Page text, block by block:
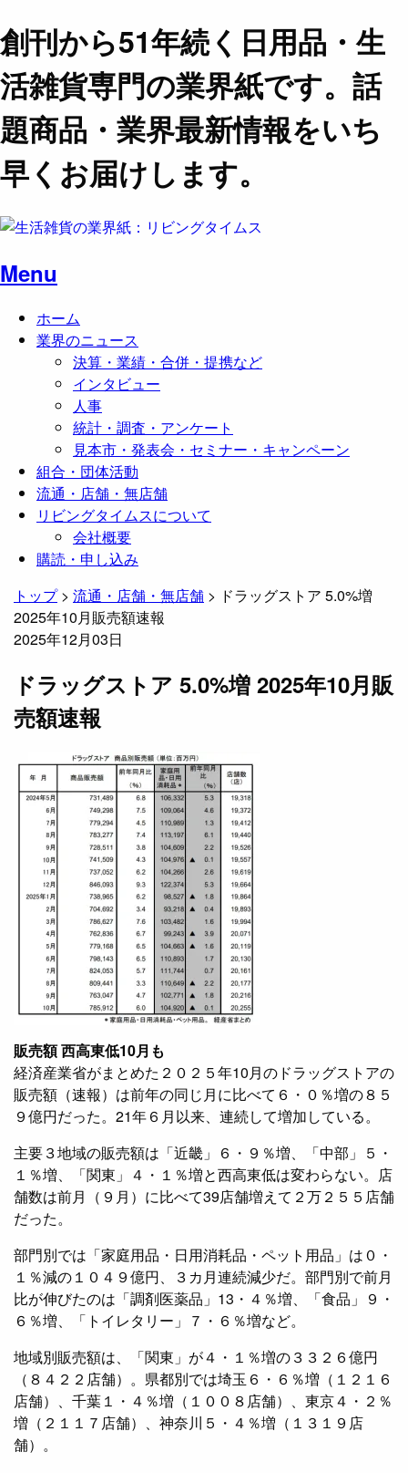
創刊から51年続く日用品・生
活雑貨専門の業界紙です。話
題商品・業界最新情報をいち
早くお届けします。
Menu
ホーム
業界のニュース
決算・業績・合併・提携など
インタビュー
人事
統計・調査・アンケート
見本市・発表会・セミナー・キャンペーン
組合・団体活動
流通・店舗・無店舗
リビングタイムスについて
会社概要
購読・申し込み
トップ> 流通・店舗・無店舗 > ドラッグストア 5.0%増
2025年10月販売額速報
2025年12月03日
ドラッグストア 5.0%増 2025年10月販
売額速報
販売額 西高東低10月も
経済産業省がまとめた２０２５年10月のドラッグストアの
販売額（速報）は前年の同じ月に比べて６・０％増の８５
９億円だった。21年６月以来、連続して増加している。
主要３地域の販売額は「近畿」６・９％増、「中部」５・
１％増、「関東」４・１％増と西高東低は変わらない。店
舗数は前月（９月）に比べて39店舗増えて２万２５５店舗
だった。
部門別では「家庭用品・日用消耗品・ペット用品」は０・
１％減の１０４９億円、３カ月連続減少だ。部門別で前月
比が伸びたのは「調剤医薬品」13・４％増、「食品」９・
６％増、「トイレタリー」７・６％増など。
地域別販売額は、「関東」が４・１％増の３３２６億円
（８４２２店舗）。県都別では埼玉６・６％増（１２１６
店舗）、千葉１・４％増（１００８店舗）、東京４・２％
増（２１１７店舗）、神奈川５・４％増（１３１９店
舗）。